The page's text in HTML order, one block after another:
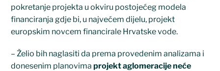
pokretanje projekta u okviru postojećeg modela
financiranja gdje bi, u najvećem dijelu, projekt
europskim novcem financirale Hrvatske vode.
– Želio bih naglasiti da prema provedenim analizama i
donesenim planovimaprojekt aglomeracije neće